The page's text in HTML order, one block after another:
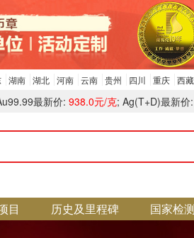
湖南 湖北 河南 云南 贵州 四川 重庆 西藏
最新价: 938.0元/克; Ag(T+D)最新价:
目 历史及里程碑 国家检测